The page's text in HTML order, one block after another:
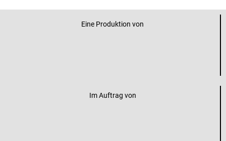
Eine Produktion von
Im Auftrag von